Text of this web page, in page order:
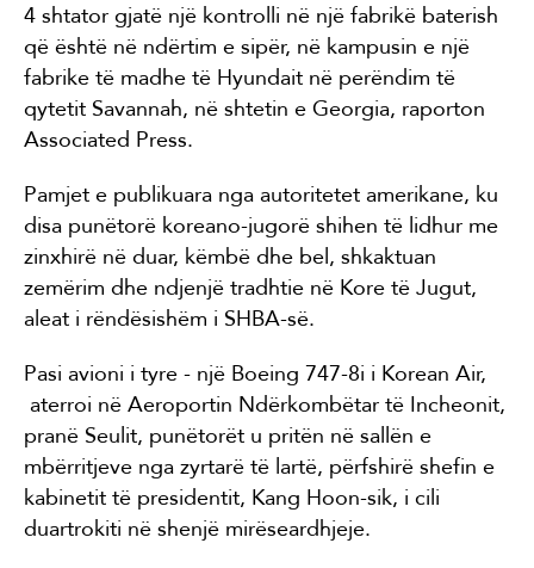
4 shtator gjatë një kontrolli në një fabrikë baterish
që është në ndërtim e sipër, në kampusin e një
fabrike të madhe të Hyundait në perëndim të
qytetit Savannah, në shtetin e Georgia, raporton
Associated Press.
Pamjet e publikuara nga autoritetet amerikane, ku
disa punëtorë koreano-jugorë shihen të lidhur me
zinxhirë në duar, këmbë dhe bel, shkaktuan
zemërim dhe ndjenjë tradhtie në Kore të Jugut,
aleat i rëndësishëm i SHBA-së.
Pasi avioni i tyre - një Boeing 747-8i i Korean Air,
aterroi në Aeroportin Ndërkombëtar të Incheonit,
pranë Seulit, punëtorët u pritën në sallën e
mbërritjeve nga zyrtarë të lartë, përfshirë shefin e
kabinetit të presidentit, Kang Hoon-sik, i cili
duartrokiti në shenjë mirëseardhjeje.